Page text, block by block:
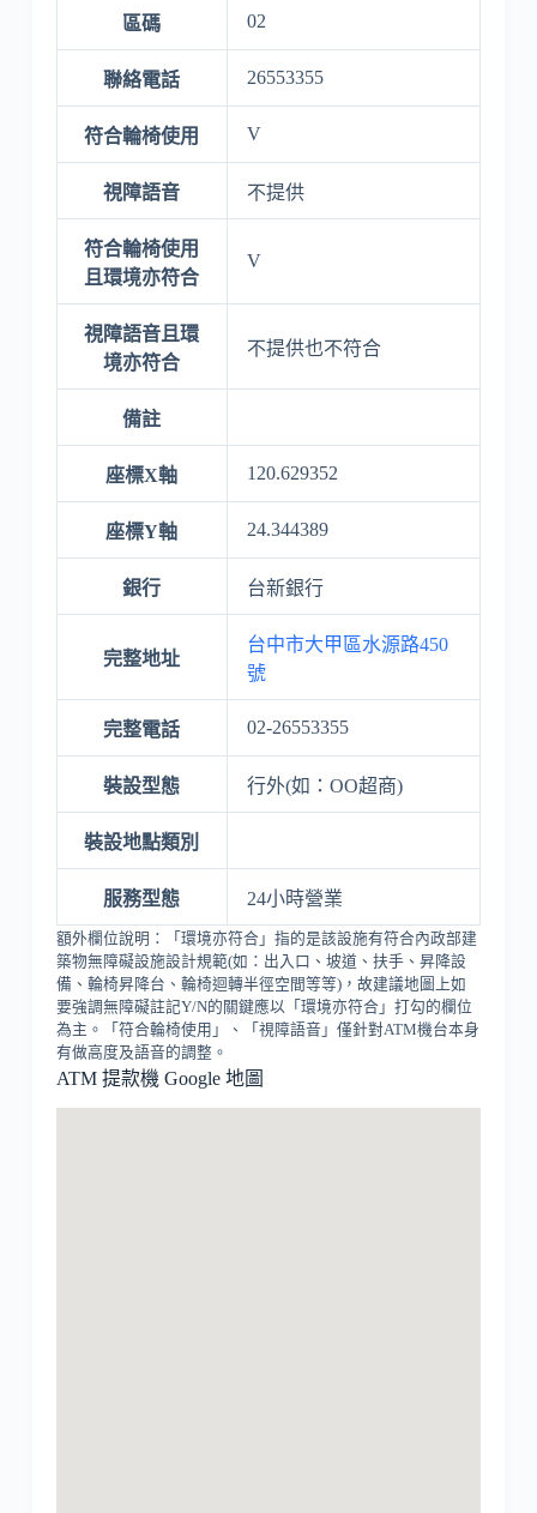
區碼 02
聯絡電話 26553355
符合輪椅使用 V
視障語音 不提供
符合輪椅使用
且環境亦符合
V
視障語音且環
境亦符合
不提供也不符合
備註
座標X軸 120.629352
座標Y軸 24.344389
銀行 台新銀行
完整地址
台中市大甲區水源路450
號
完整電話 02-26553355
裝設型態 行外(如：OO超商)
裝設地點類別
服務型態 24小時營業
額外欄位說明：「環境亦符合」指的是該設施有符合內政部建
築物無障礙設施設計規範(如：出入口、坡道、扶手、昇降設
備、輪椅昇降台、輪椅迴轉半徑空間等等)，故建議地圖上如
要強調無障礙註記Y/N的關鍵應以「環境亦符合」打勾的欄位
為主。「符合輪椅使用」、「視障語音」僅針對ATM機台本身
有做高度及語音的調整。
ATM 提款機 Google 地圖